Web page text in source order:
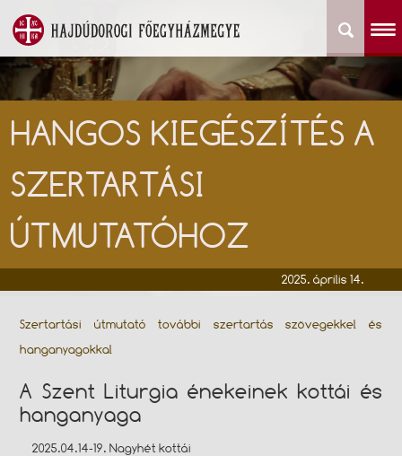
HANGOS KIEGÉSZÍTÉS A
SZERTARTÁSI
ÚTMUTATÓHOZ
2025. április 14.
Szertartási útmutató további szertartás szövegekkel és
hanganyagokkal
A Szent Liturgia énekeinek kottái és
hanganyaga
2025.04.14-19. Nagyhét kottái